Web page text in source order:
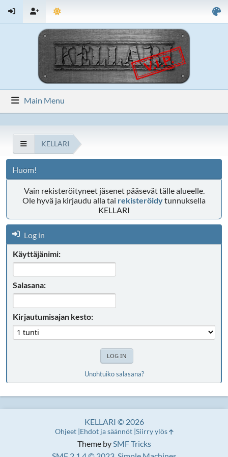
Main Menu
KELLARI
Huom!
Vain rekisteröityneet jäsenet pääsevät tälle alueelle.
Ole hyvä ja kirjaudu alla tai rekisteröidytunnuksella
KELLARI
Log in
Käyttäjänimi:
Salasana:
Kirjautumisajan kesto:
Unohtuiko salasana?
Theme bySMF Tricks
KELLARI © 2026
Ohjeet Ehdot ja säännöt Siirry ylös